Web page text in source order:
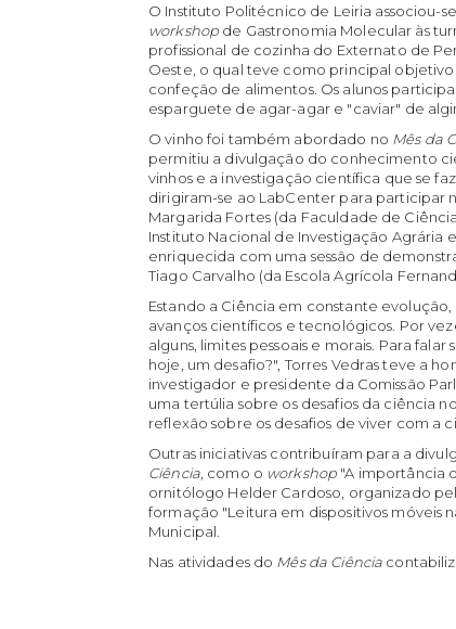
O Instituto Politécnico de Leiria associou-
workshop de Gastronomia Molecular às
profissional de cozinha do Externato de
Oeste, o qual teve como principal
confeção de alimentos. Os alunos
esparguete de agar-agar e "caviar" de
O vinho foi também abordado no Mês da
permitiu a divulgação do conhecimento
vinhos e a investigação científica que se
dirigiram-se ao LabCenter para
Margarida Fortes (da Faculdade de
Instituto Nacional de Investigação Agrária
enriquecida com uma sessão de
Tiago Carvalho (da Escola Agrícola
Estando a Ciência em constante
avanços científicos e tecnológicos. Por
alguns, limites pessoais e morais. Para
hoje, um desafio?", Torres Vedras teve a
investigador e presidente da Comissão
uma tertúlia sobre os desafios da ciência
reflexão sobre os desafios de viver com a
Outras iniciativas contribuíram para a
Ciência, como o workshop "A importância
ornitólogo Helder Cardoso, organizado
formação "Leitura em dispositivos móveis
Municipal.
Nas atividades do Mês da Ciência